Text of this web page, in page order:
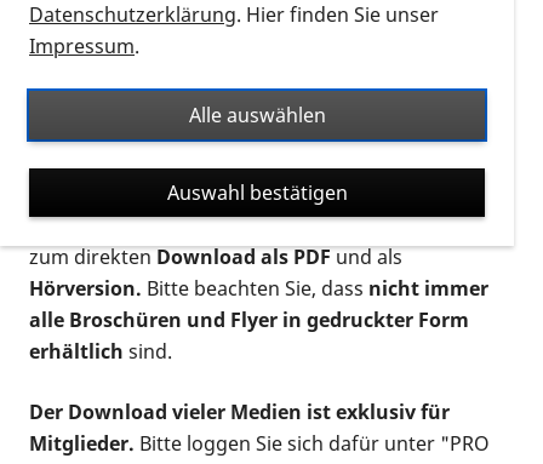
Auf dieser Seite finden Sie sämtliches Infomaterial
Ort. Nutzen Sie den Formatfilter, um ausschließlich
nach Flyern und Broschüren, Audios oder Videos zu
suchen. Die meisten Flyer und Broschüren werden in
verschiedenen Formaten angeboten: zur
postalischen Bestellung als gedruckte Variante
zum direktenDownload als PDFund als
Hörversion. Bitte beachten Sie, dass nicht immer
alle Broschüren und Flyer in gedruckter Form
erhältlich sind.
Der Download vieler Medien ist exklusiv für
Mitglieder. Bitte loggen Sie sich dafür unter "PRO
Datenschutzerklärung. Hier finden Sie unser
Impressum.
Alle auswählen
Auswahl bestätigen